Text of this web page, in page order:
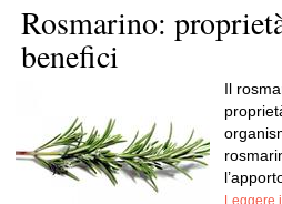
Rosmarino:
benefici
Il